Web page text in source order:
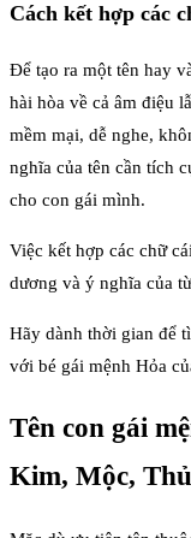
Cách kết hợp các
Để tạo ra một tên hay
hài hòa về cả âm điệu
mềm mại, dễ nghe,
nghĩa của tên cần tích
cho con gái mình.
Việc kết hợp các chữ
dương và ý nghĩa của
Hãy dành thời gian để
với bé gái mệnh Hỏa
Tên con gái
Kim, Mộc,